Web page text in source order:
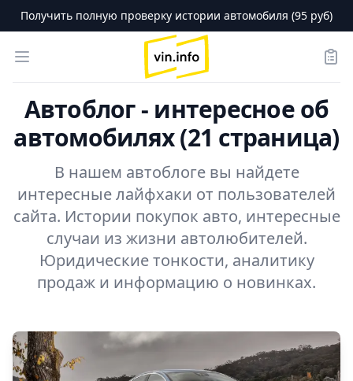
Получить полную проверку истории автомобиля (95 руб)
Open menu
logo
Автоблог - интересное об
автомобилях (21 страница)
В нашем автоблоге вы найдете
интересные лайфхаки от пользователей
сайта. Истории покупок авто, интересные
случаи из жизни автолюбителей.
Юридические тонкости, аналитику
продаж и информацию о новинках.